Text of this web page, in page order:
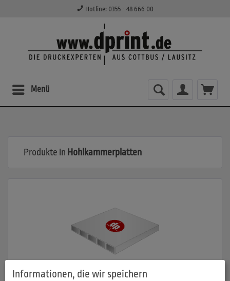
Hotline: 0355 - 48 666 00
Menü
Produkte in Hohlkammerplatten
Informationen, die wir speichern